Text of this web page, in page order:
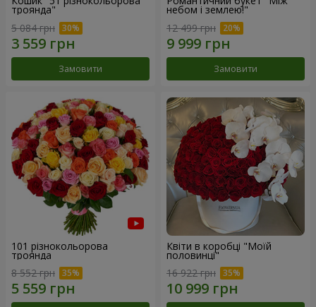
троянда"
5 084 грн
Замовити
небом і землею!"
12 499 грн
Замовити
101 різнокольорова
троянда
8 552 грн
Квіти в коробці "Моїй
половинці"
16 922 грн